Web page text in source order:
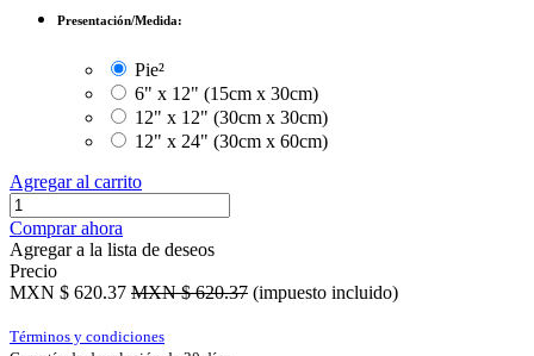
Presentación/Medida:
Pie²
6" x 12" (15cm x 30cm)
12" x 12" (30cm x 30cm)
12" x 24" (30cm x 60cm)
Agregar al carrito
Comprar ahora
Agregar a la lista de deseos
Precio
MXN $ 620.37 MXN $620.37 (impuesto incluido)
Términos y condiciones